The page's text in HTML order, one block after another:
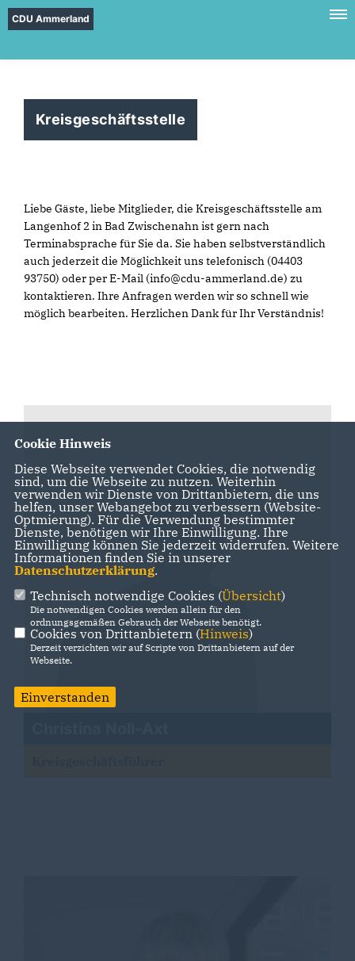
CDU Ammerland
Kreisgeschäftsstelle
Liebe Gäste, liebe Mitglieder, die Kreisgeschäftsstelle am
Langenhof 2 in Bad Zwischenahn ist gern nach
Terminabsprache für Sie da. Sie haben selbstverständlich
auch jederzeit die Möglichkeit uns telefonisch (04403
93750) oder per E-Mail (info@cdu-ammerland.de) zu
kontaktieren. Ihre Anfragen werden wir so schnell wie
möglich bearbeiten. Herzlichen Dank für Ihr Verständnis!
Cookie Hinweis
Diese Webseite verwendet Cookies, die notwendig
sind, um die Webseite zu nutzen. Weiterhin
verwenden wir Dienste von Drittanbietern, die uns
helfen, unser Webangebot zu verbessern (Website-
Optmierung). Für die Verwendung bestimmter
Dienste, benötigen wir Ihre Einwilligung. Ihre
Einwilligung können Sie jederzeit widerrufen. Weitere
Informationen finden Sie in unserer
Datenschutzerklärung.
Technisch notwendige Cookies (Übersicht)
Die notwendigen Cookies werden allein für den
ordnungsgemäßen Gebrauch der Webseite benötigt.
Cookies von Drittanbietern (Hinweis)
Derzeit verzichten wir auf Scripte von Drittanbietern auf der
Webseite.
Einverstanden